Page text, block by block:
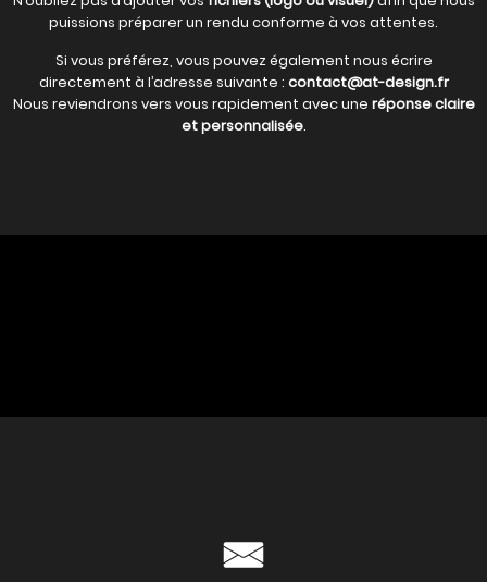
puissions préparer un rendu conforme à vos attentes.
Si vous préférez, vous pouvez également nous écrire
directement à l’adresse suivante : contact@at-design.fr
Nous reviendrons vers vous rapidement avec une réponse claire
et personnalisée.